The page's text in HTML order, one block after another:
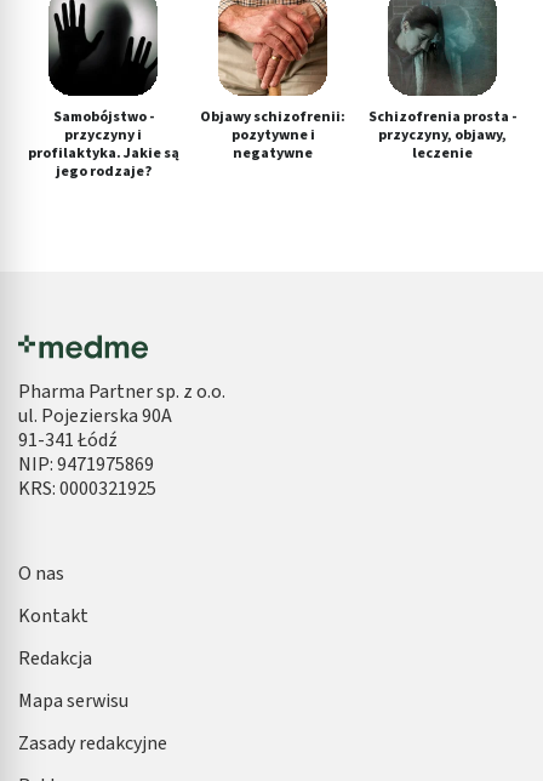
Samobójstwo -
przyczyny i
profilaktyka. Jakie są
jego rodzaje?
Objawy schizofrenii:
pozytywne i
negatywne
Schizofrenia prosta -
przyczyny, objawy,
leczenie
Pharma Partner sp. z o.o.
ul. Pojezierska 90A
91-341 Łódź
NIP: 9471975869
KRS: 0000321925
O nas
Kontakt
Redakcja
Mapa serwisu
Zasady redakcyjne